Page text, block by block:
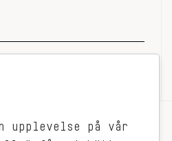
OM OSS
på vår